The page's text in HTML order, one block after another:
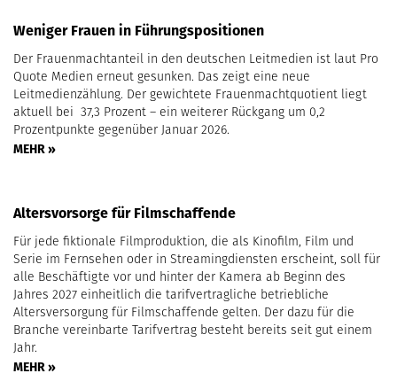
Weniger Frauen in Führungspositionen
Der Frauenmachtanteil in den deutschen Leitmedien ist laut Pro
Quote Medien erneut gesunken. Das zeigt eine neue
Leitmedienzählung. Der gewichtete Frauenmachtquotient liegt
aktuell bei 37,3 Prozent – ein weiterer Rückgang um 0,2
Prozentpunkte gegenüber Januar 2026.
MEHR »
Altersvorsorge für Filmschaffende
Für jede fiktionale Filmproduktion, die als Kinofilm, Film und
Serie im Fernsehen oder in Streamingdiensten erscheint, soll für
alle Beschäftigte vor und hinter der Kamera ab Beginn des
Jahres 2027 einheitlich die tarifvertragliche betriebliche
Altersversorgung für Filmschaffende gelten. Der dazu für die
Branche vereinbarte Tarifvertrag besteht bereits seit gut einem
Jahr.
MEHR »